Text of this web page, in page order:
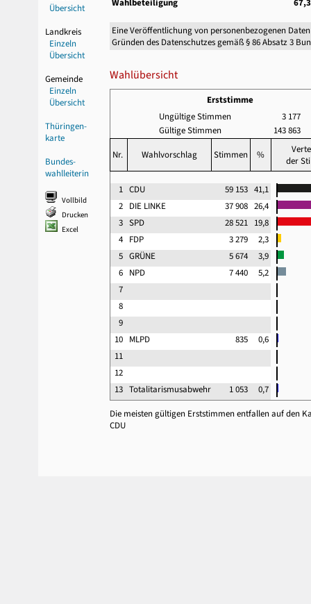
Übersicht
Landkreis
Einzeln
Übersicht
Gemeinde
Einzeln
Übersicht
Thüringen-
karte
Bundes-
wahlleiterin
Vollbild
Drucken
Excel
Wahlbeteiligung
Eine Veröffentlichung von personenbezogenen
Gründen des Datenschutzes gemäß § 86 Absatz 3
Wahlübersicht
Erststimme
Ungültige Stimmen
3 177
Gültige Stimmen
143 863
Nr. Wahlvorschlag Stimmen %
der
1 CDU 59 153 41,1
2 DIE LINKE 37 908 26,4
3 SPD 28 521 19,8
4 FDP 3 279
2,3
5 GRÜNE 5 674
3,9
6 NPD 7 440
5,2
7
8
9
10 MLPD 835
0,6
11
12
13 Totalitarismusabwehr 1 053 0,7
Die meisten gültigen Erststimmen entfallen auf den
CDU